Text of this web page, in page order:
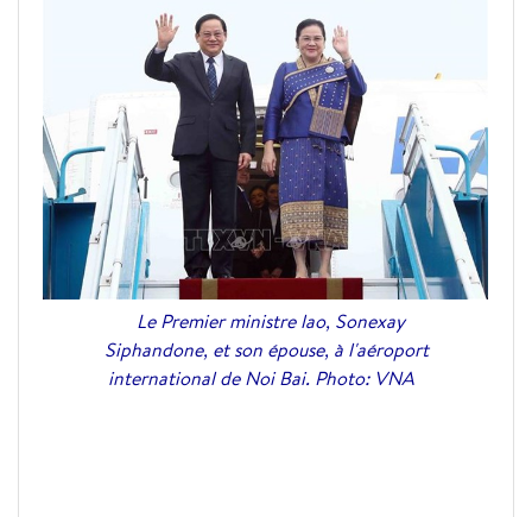
Le Premier ministre lao, Sonexay
Siphandone, et son épouse, à l'aéroport
international de Noi Bai. Photo: VNA